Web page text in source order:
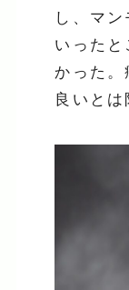
し、マ
いったと
かった。
良いとは